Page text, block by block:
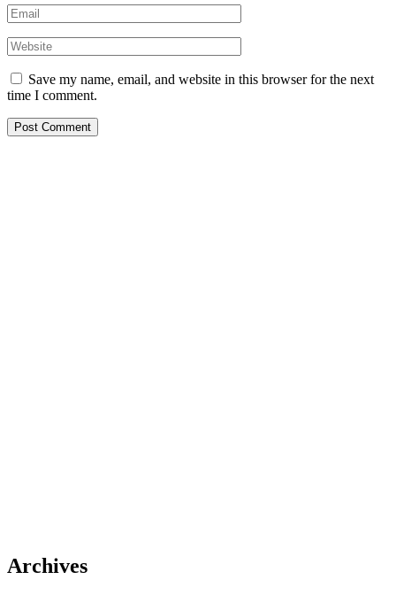
Save my name, email, and website in this browser for the next
time I comment.
Archives